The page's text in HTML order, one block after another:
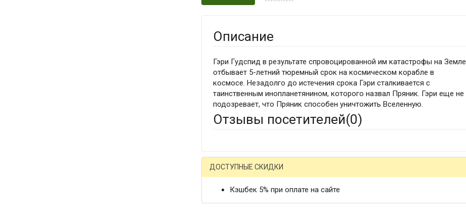
Описание
Гэри Гудспид в результате спровоцированной им катастрофы на Земле
отбывает 5-летний тюремный срок на космическом корабле в
космосе. Незадолго до истечения срока Гэри сталкивается с
таинственным инопланетянином, которого назвал Пряник. Гэри еще не
подозревает, что Пряник способен уничтожить Вселенную.
Отзывы посетителей(0)
ДОСТУПНЫЕ СКИДКИ
Кэшбек 5% при оплате на сайте